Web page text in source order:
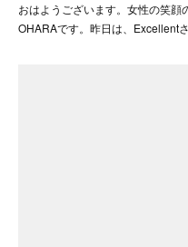
おはようございます。女性の笑
OHARAです。昨日は、Excellent